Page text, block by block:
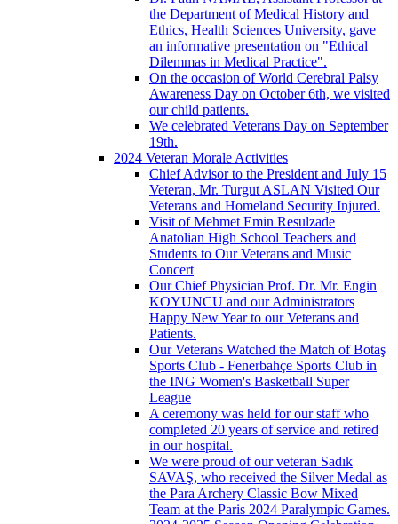
the Department of Medical History and
Ethics, Health Sciences University, gave
an informative presentation on "Ethical
Dilemmas in Medical Practice".
On the occasion of World Cerebral Palsy
Awareness Day on October 6th, we visited
our child patients.
We celebrated Veterans Day on September
19th.
2024 Veteran Morale Activities
Chief Advisor to the President and July 15
Veteran, Mr. Turgut ASLAN Visited Our
Veterans and Homeland Security Injured.
Visit of Mehmet Emin Resulzade
Anatolian High School Teachers and
Students to Our Veterans and Music
Concert
Our Chief Physician Prof. Dr. Mr. Engin
KOYUNCU and our Administrators
Happy New Year to our Veterans and
Patients.
Our Veterans Watched the Match of Botaş
Sports Club - Fenerbahçe Sports Club in
the ING Women's Basketball Super
League
A ceremony was held for our staff who
completed 20 years of service and retired
in our hospital.
We were proud of our veteran Sadık
SAVAŞ, who received the Silver Medal as
the Para Archery Classic Bow Mixed
Team at the Paris 2024 Paralympic Games.